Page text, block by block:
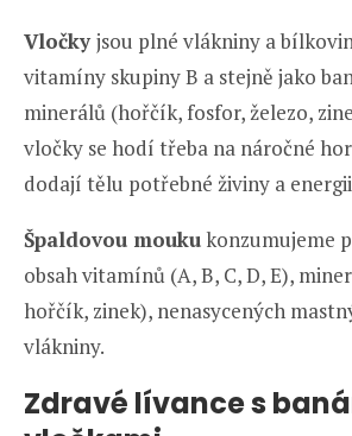
Vločkyjsou plné vlákniny a
vitamíny skupiny B a stejně jako
minerálů (hořčík, fosfor, železo,
vločky se hodí třeba na náročné
dodají tělu potřebné živiny a
Špaldovou moukukonzumujeme
obsah vitamínů (A, B, C, D, E),
hořčík, zinek), nenasycených
vlákniny.
Zdravé lívance s